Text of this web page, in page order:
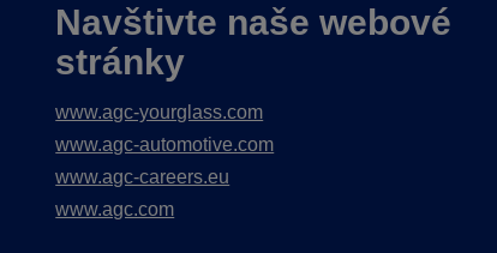
Navštivte naše webové
stránky
www.agc-yourglass.com
www.agc-automotive.com
www.agc-careers.eu
www.agc.com